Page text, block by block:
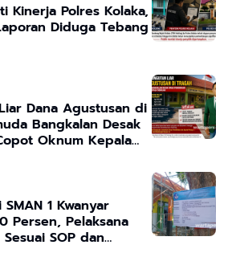
Kinerja Polres Kolaka,
Diduga Tebang
Dana Agustusan di
Bangkalan Desak
Oknum Kepala
1 Kwanyar
Persen, Pelaksana
SOP dan